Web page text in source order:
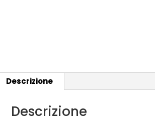
Descrizione
Descrizione